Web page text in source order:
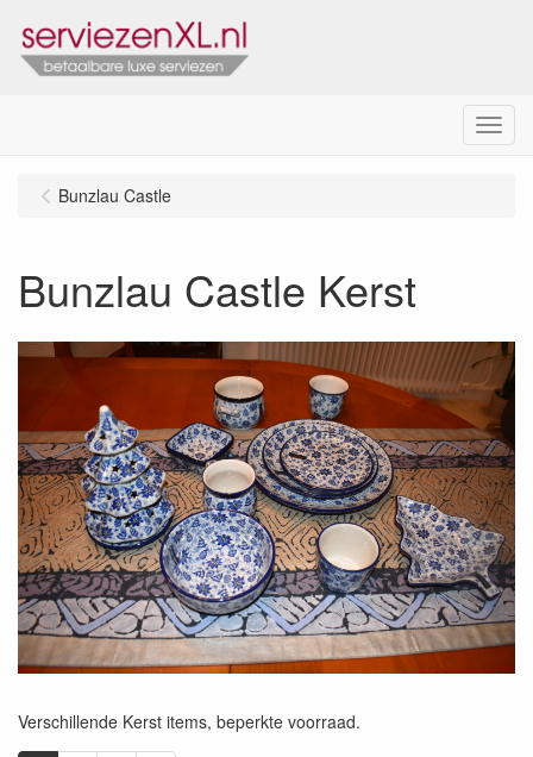
Menu
Bunzlau Castle
Bunzlau Castle Kerst
Verschillende Kerst items, beperkte voorraad.